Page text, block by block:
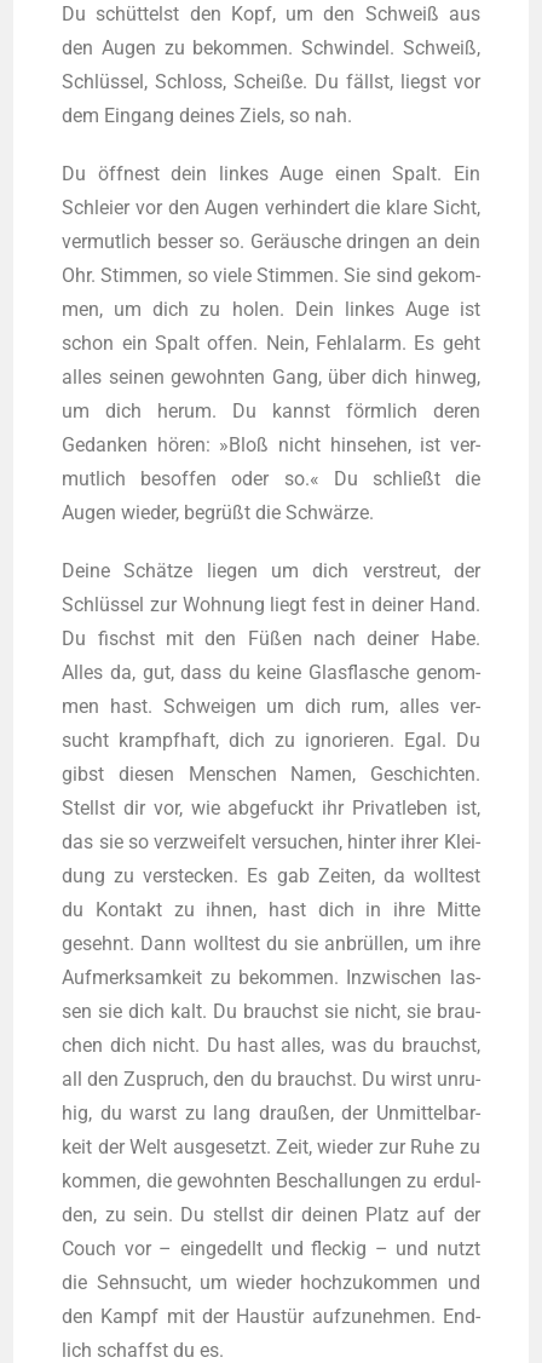
Du schüt­telst den Kopf, um den Schweiß aus
den Augen zu bekom­men. Schwin­del. Schweiß,
Schlüs­sel, Schloss, Schei­ße. Du fällst, liegst vor
dem Ein­gang dei­nes Ziels, so nah.
Du öff­nest dein lin­kes Auge einen Spalt. Ein
Schlei­er vor den Augen ver­hin­dert die kla­re Sicht,
ver­mut­lich bes­ser so. Geräu­sche drin­gen an dein
Ohr. Stim­men, so vie­le Stim­men. Sie sind gekom­
men, um dich zu holen. Dein lin­kes Auge ist
schon ein Spalt offen. Nein, Fehl­alarm. Es geht
alles sei­nen gewohn­ten Gang, über dich hin­weg,
um dich her­um. Du kannst förm­lich deren
Gedan­ken hören: »Bloß nicht hin­se­hen, ist ver­
mut­lich besof­fen oder so.« Du schließt die
Augen wie­der, begrüßt die Schwärze.
Dei­ne Schät­ze lie­gen um dich ver­streut, der
Schlüs­sel zur Woh­nung liegt fest in dei­ner Hand.
Du fischst mit den Füßen nach dei­ner Habe.
Alles da, gut, dass du kei­ne Glas­fla­sche genom­
men hast. Schwei­gen um dich rum, alles ver­
sucht krampf­haft, dich zu igno­rie­ren. Egal. Du
gibst die­sen Men­schen Namen, Geschich­ten.
Stellst dir vor, wie abge­fuckt ihr Pri­vat­le­ben ist,
das sie so ver­zwei­felt ver­su­chen, hin­ter ihrer Klei­
dung zu ver­ste­cken. Es gab Zei­ten, da woll­test
du Kon­takt zu ihnen, hast dich in ihre Mit­te
gesehnt. Dann woll­test du sie anbrül­len, um ihre
Auf­merk­sam­keit zu bekom­men. Inzwi­schen las­
sen sie dich kalt. Du brauchst sie nicht, sie brau­
chen dich nicht. Du hast alles, was du brauchst,
all den Zuspruch, den du brauchst. Du wirst unru­
hig, du warst zu lang drau­ßen, der Unmit­tel­bar­
keit der Welt aus­ge­setzt. Zeit, wie­der zur Ruhe zu
kom­men, die gewohn­ten Beschal­lun­gen zu erdul­
den, zu sein. Du stellst dir dei­nen Platz auf der
Couch vor – ein­ge­dellt und fle­ckig – und nutzt
die Sehn­sucht, um wie­der hoch­zu­kom­men und
den Kampf mit der Haus­tür auf­zu­neh­men. End­
lich schaffst du es.